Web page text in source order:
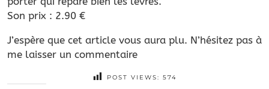
Son prix : 2.90 €
J’espère que cet article vous aura plu. N’hésitez pas à
me laisser un commentaire
POST VIEWS: 574